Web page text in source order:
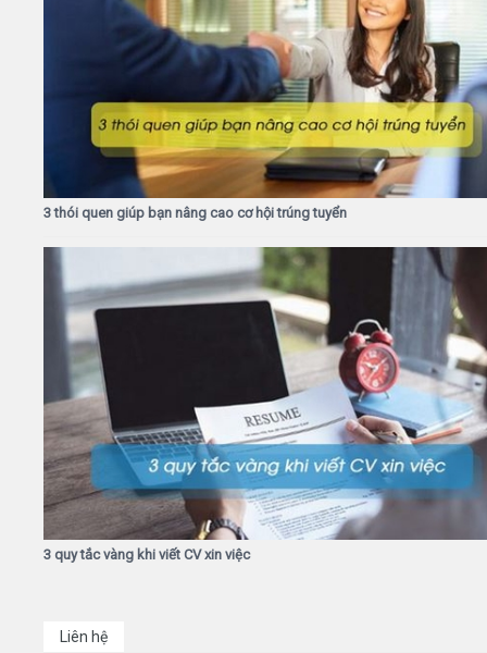
3 thói quen giúp bạn nâng cao cơ hội trúng tuyển
3 quy tắc vàng khi viết CV xin việc
Liên hệ